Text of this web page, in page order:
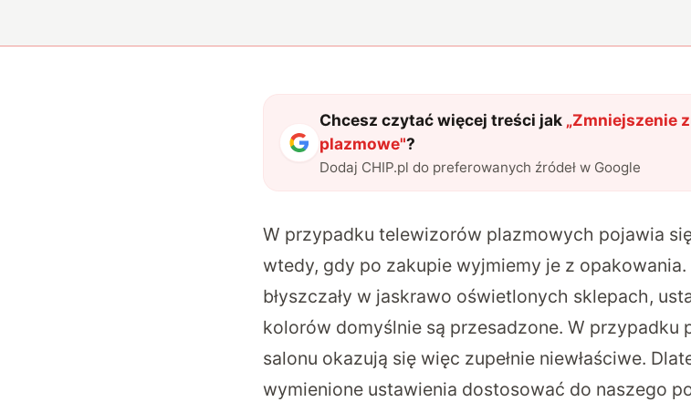
Chcesz czytać więcej treści jak „Zmniejszenie
plazmowe"?
Dodaj CHIP.pl do preferowanych źródeł w Google
W przypadku telewizorów plazmowych pojawia
wtedy, gdy po zakupie wyjmiemy je z
błyszczały w jaskrawo oświetlonych sklepach,
kolorów domyślnie są przesadzone. W przypadku
salonu okazują się więc zupełnie niewłaściwe.
wymienione ustawienia dostosować do naszego